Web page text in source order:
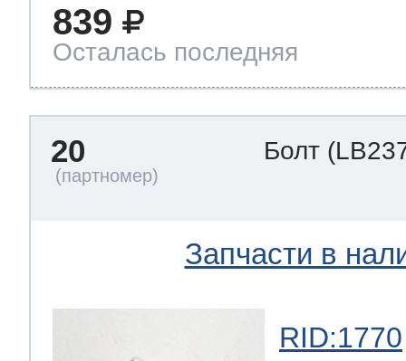
839
Осталась последняя
20 Болт
Запчасти в
RID:1770